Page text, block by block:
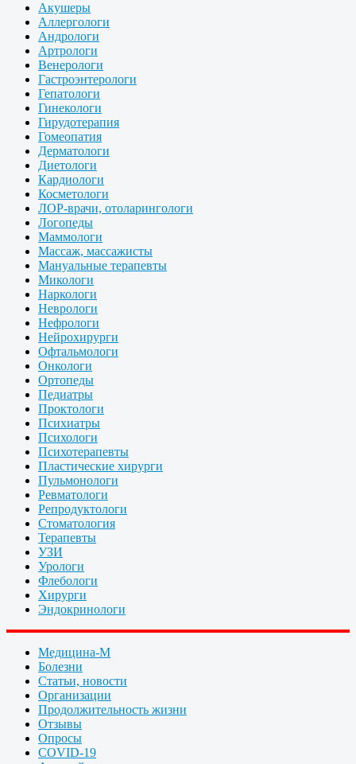
Акушеры
Аллергологи
Андрологи
Артрологи
Венерологи
Гастроэнтерологи
Гепатологи
Гинекологи
Гирудотерапия
Гомеопатия
Дерматологи
Диетологи
Кардиологи
Косметологи
ЛОР-врачи, отоларингологи
Логопеды
Маммологи
Массаж, массажисты
Мануальные терапевты
Микологи
Наркологи
Неврологи
Нефрологи
Нейрохирурги
Офтальмологи
Онкологи
Ортопеды
Педиатры
Проктологи
Психиатры
Психологи
Психотерапевты
Пластические хирурги
Пульмонологи
Ревматологи
Репродуктологи
Стоматология
Терапевты
УЗИ
Урологи
Флебологи
Хирурги
Эндокринологи
Медицина-М
Болезни
Статьи, новости
Организации
Продолжительность жизни
Отзывы
Опросы
COVID-19